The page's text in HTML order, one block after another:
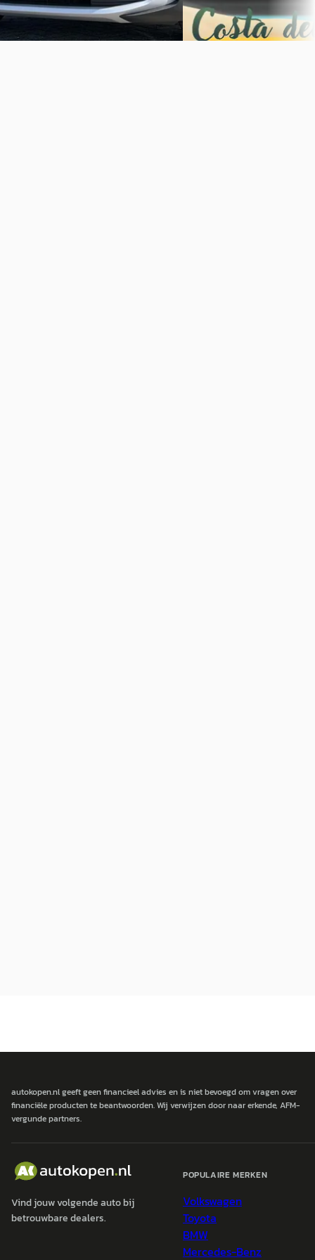
Vergelijk Vergelijk
autokopen.nl geeft geen financieel advies en is niet bevoegd om vragen over
financiële producten te beantwoorden. Wij verwijzen door naar erkende, AFM-
vergunde partners.
Vind jouw volgende auto bij
betrouwbare dealers.
POPULAIRE MERKEN
Volkswagen
Toyota
BMW
Mercedes-Benz